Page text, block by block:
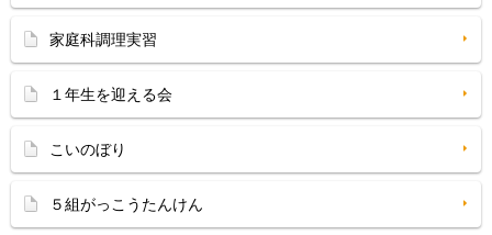
家庭科調理実習
１年生を迎える会
こいのぼり
５組がっこうたんけん